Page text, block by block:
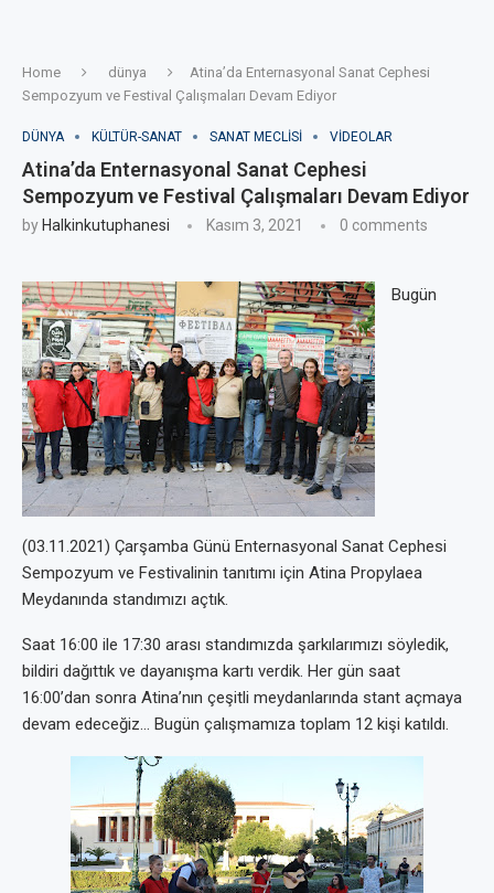
Home dünya
Atina’da Enternasyonal Sanat Cephesi
Sempozyum ve Festival Çalışmaları Devam Ediyor
DÜNYA KÜLTÜR-SANAT SANAT MECLISI VIDEOLAR
Atina’da Enternasyonal Sanat Cephesi
Sempozyum ve Festival Çalışmaları Devam Ediyor
by Halkinkutuphanesi Kasım 3, 2021 0 comments
Bugün
(03.11.2021) Çarşamba Günü Enternasyonal Sanat Cephesi
Sempozyum ve Festivalinin tanıtımı için Atina Propylaea
Meydanında standımızı açtık.
Saat 16:00 ile 17:30 arası standımızda şarkılarımızı söyledik,
bildiri dağıttık ve dayanışma kartı verdik. Her gün saat
16:00’dan sonra Atina’nın çeşitli meydanlarında stant açmaya
devam edeceğiz… Bugün çalışmamıza toplam 12 kişi katıldı.